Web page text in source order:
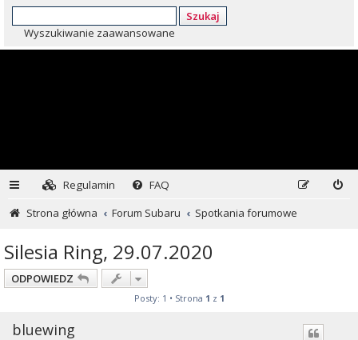
Szukaj
Wyszukiwanie zaawansowane
Regulamin
FAQ
Strona główna
Forum Subaru Spotkania forumowe
Silesia Ring, 29.07.2020
ODPOWIEDZ
Posty: 1 • Strona 1 z 1
bluewing